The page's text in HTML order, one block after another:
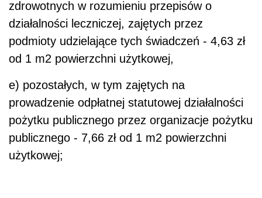
zdrowotnych w rozumieniu przepisów o
działalności leczniczej, zajętych przez
podmioty udzielające tych świadczeń - 4,63 zł
od 1 m2 powierzchni użytkowej,
e) pozostałych, w tym zajętych na
prowadzenie odpłatnej statutowej działalności
pożytku publicznego przez organizacje pożytku
publicznego - 7,66 zł od 1 m2 powierzchni
użytkowej;